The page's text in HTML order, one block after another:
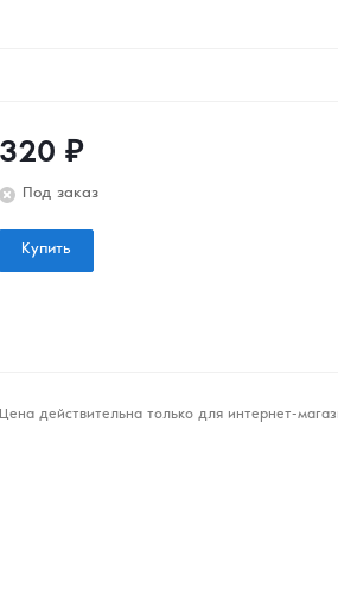
320 ₽
Под заказ
Купить
Цена действительна только для интернет-